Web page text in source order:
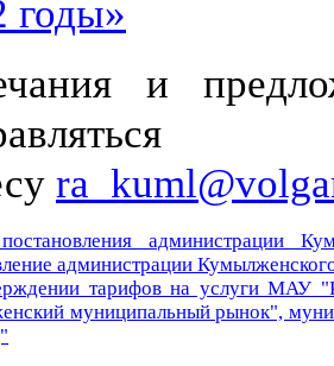
годы»
и
администрации
администрации
тарифов на услуги МАУ
муниципальный рынок",